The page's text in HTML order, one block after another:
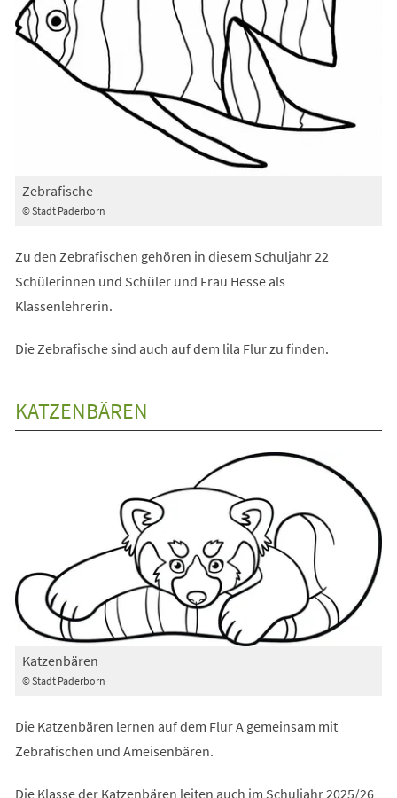
© Stadt Paderborn
Zebrafische
Zu den Zebrafischen gehören in diesem Schuljahr 22
Schülerinnen und Schüler und Frau Hesse als
Klassenlehrerin.
Die Zebrafische sind auch auf dem lila Flur zu finden.
KATZENBÄREN
© Stadt Paderborn
Katzenbären
Die Katzenbären lernen auf dem Flur A gemeinsam mit
Zebrafischen und Ameisenbären.
Die Klasse der Katzenbären leiten auch im Schuljahr 2025/26